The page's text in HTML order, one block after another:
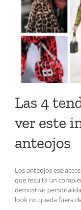
Las 4
ver este
anteojos
Los anteojos ese
que resulta un
demostrar
look no queda fuera